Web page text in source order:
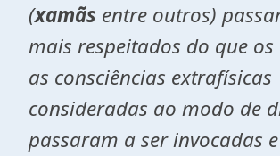
(xamãs entre outros)
mais respeitados do que os
as consciências extrafísicas
consideradas ao modo de
passaram a ser invocadas